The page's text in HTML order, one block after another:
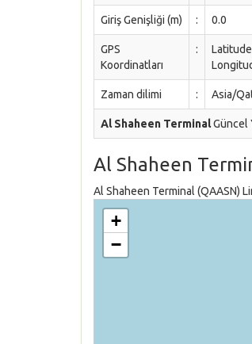
Giriş Genişliği (m) : 0.0
GPS
Koordinatları
:
Zaman dilimi : Asia/
Al Shaheen TerminalGüncel
Al Shaheen
Al Shaheen Terminal (QAASN)
+
−